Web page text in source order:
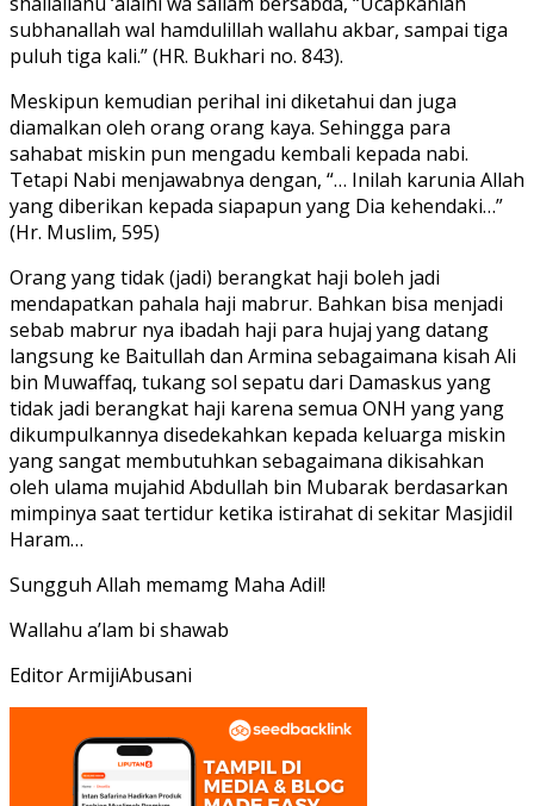
subhanallah wal hamdulillah wallahu akbar, sampai tiga
puluh tiga kali.” (HR. Bukhari no. 843).
Meskipun kemudian perihal ini diketahui dan juga
diamalkan oleh orang orang kaya. Sehingga para
sahabat miskin pun mengadu kembali kepada nabi.
Tetapi Nabi menjawabnya dengan, “… Inilah karunia Allah
yang diberikan kepada siapapun yang Dia kehendaki…”
(Hr. Muslim, 595)
Orang yang tidak (jadi) berangkat haji boleh jadi
mendapatkan pahala haji mabrur. Bahkan bisa menjadi
sebab mabrur nya ibadah haji para hujaj yang datang
langsung ke Baitullah dan Armina sebagaimana kisah Ali
bin Muwaffaq, tukang sol sepatu dari Damaskus yang
tidak jadi berangkat haji karena semua ONH yang yang
dikumpulkannya disedekahkan kepada keluarga miskin
yang sangat membutuhkan sebagaimana dikisahkan
oleh ulama mujahid Abdullah bin Mubarak berdasarkan
mimpinya saat tertidur ketika istirahat di sekitar Masjidil
Haram…
Sungguh Allah memamg Maha Adil!
Wallahu a’lam bi shawab
Editor ArmijiAbusani